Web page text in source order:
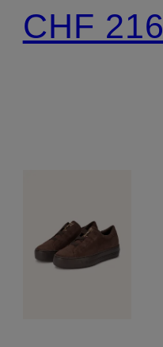
CHF